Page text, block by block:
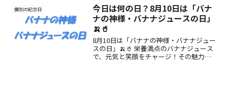
日。
個別の記念日
今日は何の日？8月10日は「バナ
ナの神様・バナナジュースの日」
🍌🥤
8月10日は「バナナの神様・バナナジュー
スの日」🍌🥤 栄養満点のバナナジュース
で、元気と笑顔をチャージ！その魅力と